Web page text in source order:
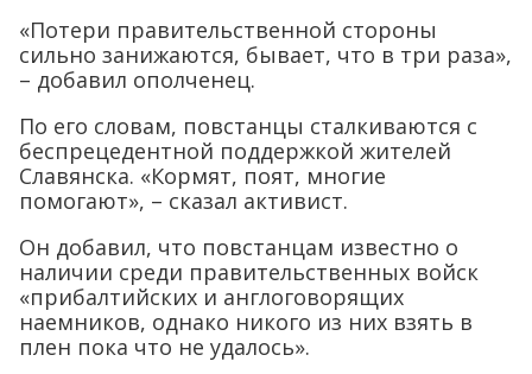
«Потери правительственной стороны
сильно занижаются, бывает, что в три раза»,
– добавил ополченец.
По его словам, повстанцы сталкиваются с
беспрецедентной поддержкой жителей
Славянска. «Кормят, поят, многие
помогают», – сказал активист.
Он добавил, что повстанцам известно о
наличии среди правительственных войск
«прибалтийских и англоговорящих
наемников, однако никого из них взять в
плен пока что не удалось».